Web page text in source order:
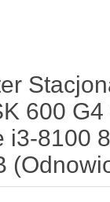
600
i3-8100